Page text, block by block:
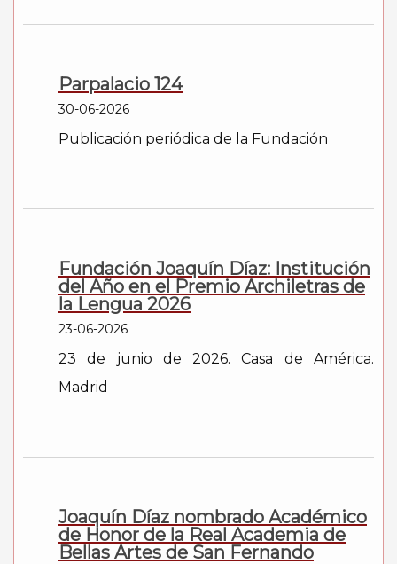
Parpalacio 124
30-06-2026
Publicación periódica de la Fundación
Fundación Joaquín Díaz: Institución
del Año en el Premio Archiletras de
la Lengua 2026
23-06-2026
23 de junio de 2026. Casa de América.
Madrid
Joaquín Díaz nombrado Académico
de Honor de la Real Academia de
Bellas Artes de San Fernando